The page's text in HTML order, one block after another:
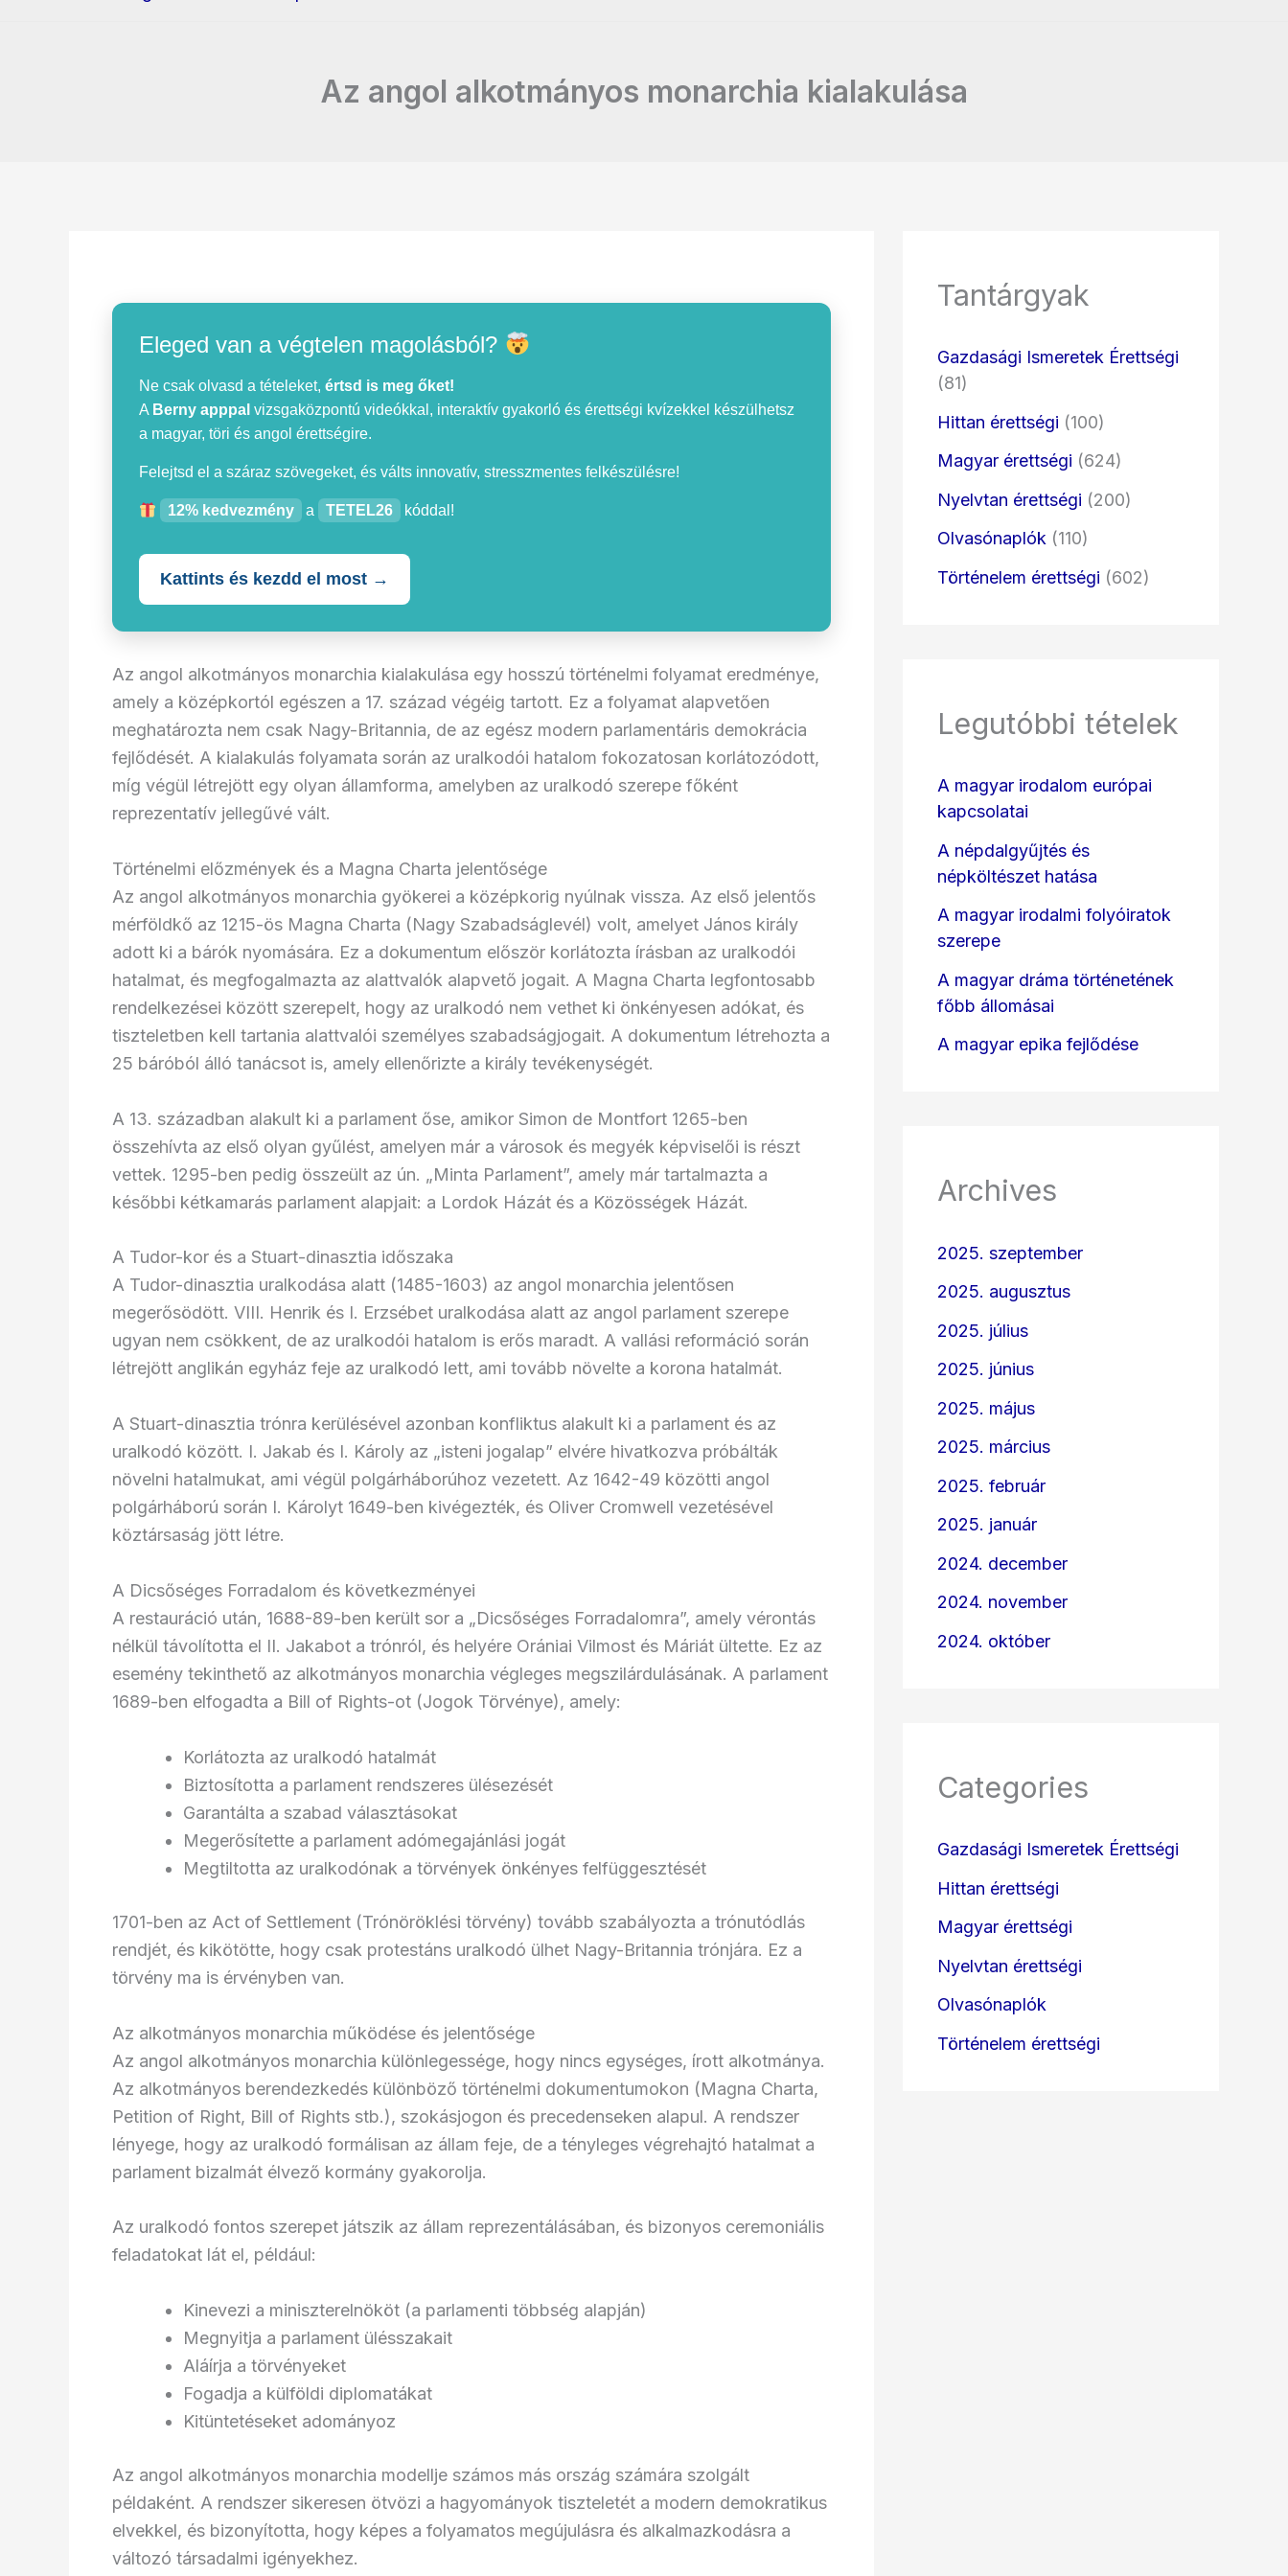
Az angol alkotmányos monarchia kialakulása
Eleged van a végtelen magolásból?
Ne csak olvasd a tételeket, értsd is meg őket!
A Berny apppal vizsgaközpontú videókkal, interaktív gyakorló és érettségi kvízekkel készülhetsz
a magyar, töri és angol érettségire.
Felejtsd el a száraz szövegeket, és válts innovatív, stresszmentes felkészülésre!
12% kedvezmény a TETEL26 kóddal!
Kattints és kezdd el most →
Az angol alkotmányos monarchia kialakulása egy hosszú történelmi folyamat eredménye,
amely a középkortól egészen a 17. század végéig tartott. Ez a folyamat alapvetően
meghatározta nem csak Nagy-Britannia, de az egész modern parlamentáris demokrácia
fejlődését. A kialakulás folyamata során az uralkodói hatalom fokozatosan korlátozódott,
míg végül létrejött egy olyan államforma, amelyben az uralkodó szerepe főként
reprezentatív jellegűvé vált.
Történelmi előzmények és a Magna Charta jelentősége
Az angol alkotmányos monarchia gyökerei a középkorig nyúlnak vissza. Az első jelentős
mérföldkő az 1215-ös Magna Charta (Nagy Szabadságlevél) volt, amelyet János király
adott ki a bárók nyomására. Ez a dokumentum először korlátozta írásban az uralkodói
hatalmat, és megfogalmazta az alattvalók alapvető jogait. A Magna Charta legfontosabb
rendelkezései között szerepelt, hogy az uralkodó nem vethet ki önkényesen adókat, és
tiszteletben kell tartania alattvalói személyes szabadságjogait. A dokumentum létrehozta a
25 báróból álló tanácsot is, amely ellenőrizte a király tevékenységét.
A 13. században alakult ki a parlament őse, amikor Simon de Montfort 1265-ben
összehívta az első olyan gyűlést, amelyen már a városok és megyék képviselői is részt
vettek. 1295-ben pedig összeült az ún. „Minta Parlament”, amely már tartalmazta a
későbbi kétkamarás parlament alapjait: a Lordok Házát és a Közösségek Házát.
A Tudor-kor és a Stuart-dinasztia időszaka
A Tudor-dinasztia uralkodása alatt (1485-1603) az angol monarchia jelentősen
megerősödött. VIII. Henrik és I. Erzsébet uralkodása alatt az angol parlament szerepe
ugyan nem csökkent, de az uralkodói hatalom is erős maradt. A vallási reformáció során
létrejött anglikán egyház feje az uralkodó lett, ami tovább növelte a korona hatalmát.
A Stuart-dinasztia trónra kerülésével azonban konfliktus alakult ki a parlament és az
uralkodó között. I. Jakab és I. Károly az „isteni jogalap” elvére hivatkozva próbálták
növelni hatalmukat, ami végül polgárháborúhoz vezetett. Az 1642-49 közötti angol
polgárháború során I. Károlyt 1649-ben kivégezték, és Oliver Cromwell vezetésével
köztársaság jött létre.
A Dicsőséges Forradalom és következményei
A restauráció után, 1688-89-ben került sor a „Dicsőséges Forradalomra”, amely vérontás
nélkül távolította el II. Jakabot a trónról, és helyére Orániai Vilmost és Máriát ültette. Ez az
esemény tekinthető az alkotmányos monarchia végleges megszilárdulásának. A parlament
1689-ben elfogadta a Bill of Rights-ot (Jogok Törvénye), amely:
Korlátozta az uralkodó hatalmát
Biztosította a parlament rendszeres ülésezését
Garantálta a szabad választásokat
Megerősítette a parlament adómegajánlási jogát
Megtiltotta az uralkodónak a törvények önkényes felfüggesztését
1701-ben az Act of Settlement (Trónöröklési törvény) tovább szabályozta a trónutódlás
rendjét, és kikötötte, hogy csak protestáns uralkodó ülhet Nagy-Britannia trónjára. Ez a
törvény ma is érvényben van.
Az alkotmányos monarchia működése és jelentősége
Az angol alkotmányos monarchia különlegessége, hogy nincs egységes, írott alkotmánya.
Az alkotmányos berendezkedés különböző történelmi dokumentumokon (Magna Charta,
Petition of Right, Bill of Rights stb.), szokásjogon és precedenseken alapul. A rendszer
lényege, hogy az uralkodó formálisan az állam feje, de a tényleges végrehajtó hatalmat a
parlament bizalmát élvező kormány gyakorolja.
Az uralkodó fontos szerepet játszik az állam reprezentálásában, és bizonyos ceremoniális
feladatokat lát el, például:
Kinevezi a miniszterelnököt (a parlamenti többség alapján)
Megnyitja a parlament ülésszakait
Aláírja a törvényeket
Fogadja a külföldi diplomatákat
Kitüntetéseket adományoz
Az angol alkotmányos monarchia modellje számos más ország számára szolgált
példaként. A rendszer sikeresen ötvözi a hagyományok tiszteletét a modern demokratikus
elvekkel, és bizonyította, hogy képes a folyamatos megújulásra és alkalmazkodásra a
változó társadalmi igényekhez.
Tantárgyak
Gazdasági Ismeretek Érettségi
(81)
Hittan érettségi (100)
Magyar érettségi (624)
Nyelvtan érettségi (200)
Olvasónaplók (110)
Történelem érettségi (602)
Legutóbbi tételek
A magyar irodalom európai
kapcsolatai
A népdalgyűjtés és
népköltészet hatása
A magyar irodalmi folyóiratok
szerepe
A magyar dráma történetének
főbb állomásai
A magyar epika fejlődése
Archives
2025. szeptember
2025. augusztus
2025. július
2025. június
2025. május
2025. március
2025. február
2025. január
2024. december
2024. november
2024. október
Categories
Gazdasági Ismeretek Érettségi
Hittan érettségi
Magyar érettségi
Nyelvtan érettségi
Olvasónaplók
Történelem érettségi